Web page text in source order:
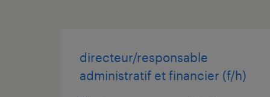
directeur/responsable
administratif et financier (f/h)